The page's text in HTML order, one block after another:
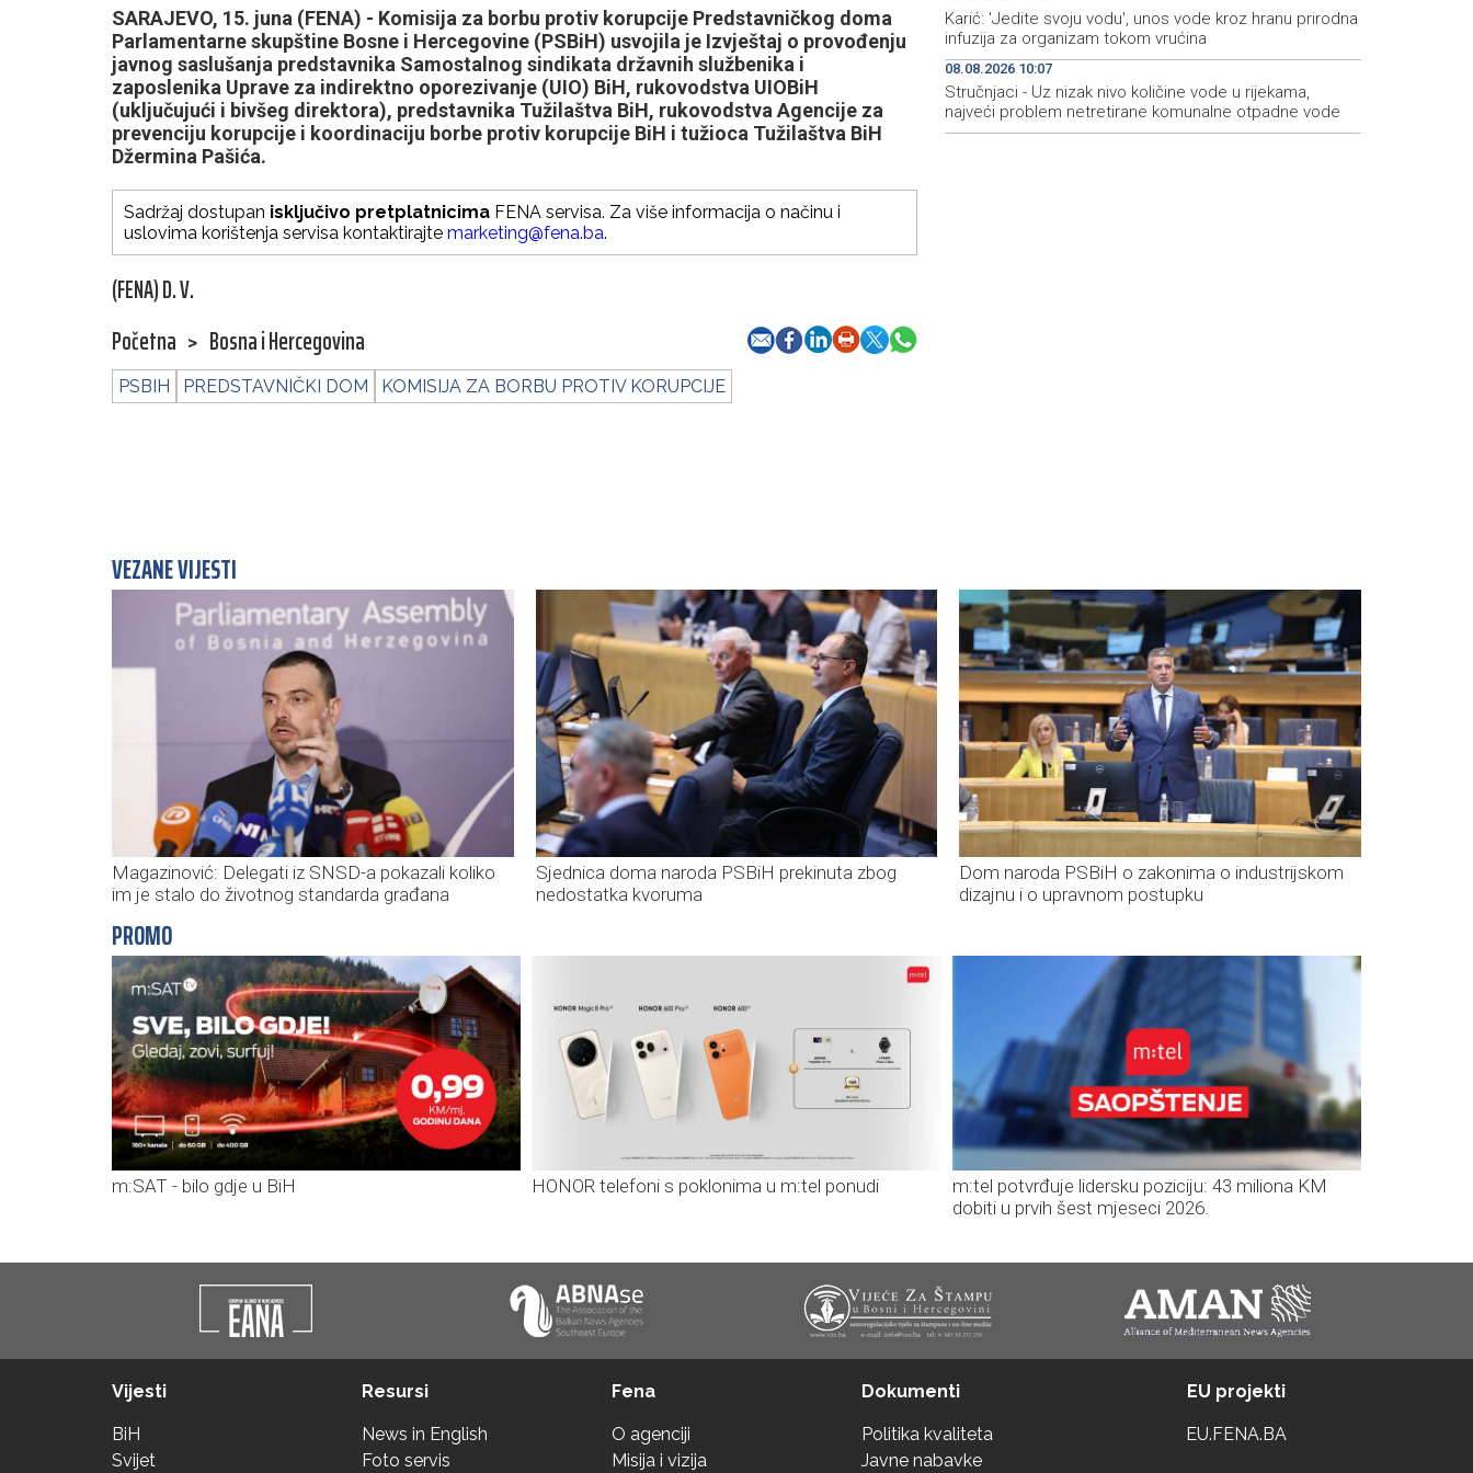
SARAJEVO, 15. juna (FENA) - Komisija za borbu protiv korupcije Predstavničkog doma
Parlamentarne skupštine Bosne i Hercegovine (PSBiH) usvojila je Izvještaj o provođenju
javnog saslušanja predstavnika Samostalnog sindikata državnih službenika i
zaposlenika Uprave za indirektno oporezivanje (UIO) BiH, rukovodstva UIOBiH
(uključujući i bivšeg direktora), predstavnika Tužilaštva BiH, rukovodstva Agencije za
prevenciju korupcije i koordinaciju borbe protiv korupcije BiH i tužioca Tužilaštva BiH
Džermina Pašića.
Sadržaj dostupan isključivo pretplatnicima FENA servisa. Za više informacija o načinu i
uslovima korištenja servisa kontaktirajte marketing@fena.ba.
(FENA) D. V.
Početna > Bosna i Hercegovina
PSBIH PREDSTAVNIČKI DOM KOMISIJA ZA BORBU PROTIV KORUPCIJE
Karić: 'Jedite svoju vodu', unos vode kroz hranu prirodna
infuzija za organizam tokom vrućina
08.08.2026 10:07
Stručnjaci - Uz nizak nivo količine vode u rijekama,
najveći problem netretirane komunalne otpadne vode
VEZANE VIJESTI
Magazinović: Delegati iz SNSD-a pokazali koliko
im je stalo do životnog standarda građana
Sjednica doma naroda PSBiH prekinuta zbog
nedostatka kvoruma
Dom naroda PSBiH o zakonima o industrijskom
dizajnu i o upravnom postupku
PROMO
m:SAT - bilo gdje u BiH HONOR telefoni s poklonima u m:tel ponudi
m:tel potvrđuje lidersku poziciju: 43 miliona KM
dobiti u prvih šest mjeseci 2026.
Vijesti
BiH
Svijet
Resursi
News in English
Foto servis
Fena
O agenciji
Misija i vizija
Dokumenti
Politika kvaliteta
Javne nabavke
EU projekti
EU.FENA.BA